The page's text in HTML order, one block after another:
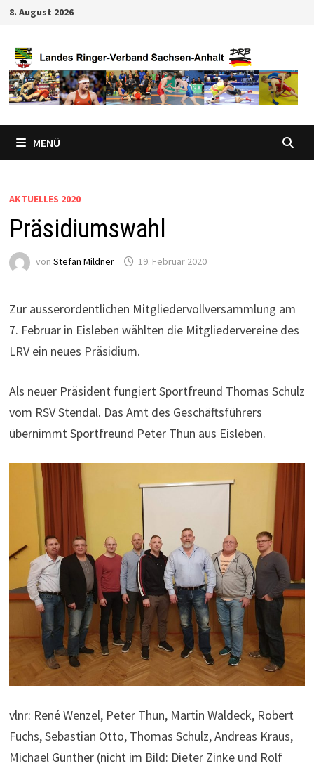
Zum
springen
8. August 2026
MENÜ
AKTUELLES 2020
Präsidiumswahl
von Stefan Mildner 19. Februar 2020
Zur ausserordentlichen Mitgliedervollversammlung am
7. Februar in Eisleben wählten die Mitgliedervereine des
LRV ein neues Präsidium.
Als neuer Präsident fungiert Sportfreund Thomas Schulz
vom RSV Stendal. Das Amt des Geschäftsführers
übernimmt Sportfreund Peter Thun aus Eisleben.
vlnr: René Wenzel, Peter Thun, Martin Waldeck, Robert
Fuchs, Sebastian Otto, Thomas Schulz, Andreas Kraus,
Michael Günther (nicht im Bild: Dieter Zinke und Rolf